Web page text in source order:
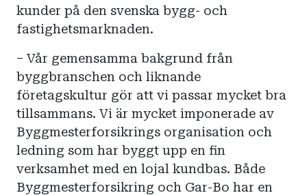
kunder på den svenska bygg- och
fastighetsmarknaden.
– Vår gemensamma bakgrund från
byggbranschen och liknande
företagskultur gör att vi passar mycket bra
tillsammans. Vi är mycket imponerade av
Byggmesterforsikrings organisation och
ledning som har byggt upp en fin
verksamhet med en lojal kundbas. Både
Byggmesterforsikring och Gar-Bo har en